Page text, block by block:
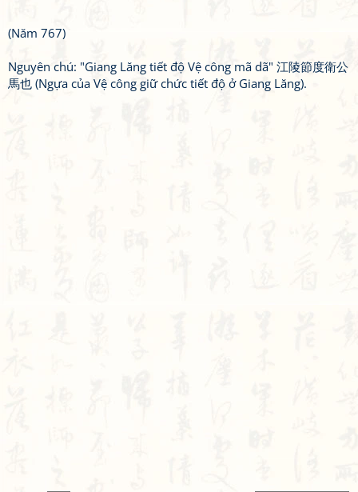
(Năm 767)
Nguyên chú: "Giang Lăng tiết độ Vệ công mã dã" 江陵節度衛公
馬也 (Ngựa của Vệ công giữ chức tiết độ ở Giang Lăng).